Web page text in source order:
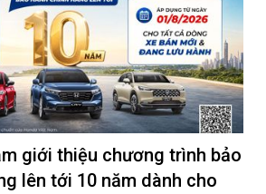
giới thiệu chương trình bảo
lên tới 10 năm dành cho